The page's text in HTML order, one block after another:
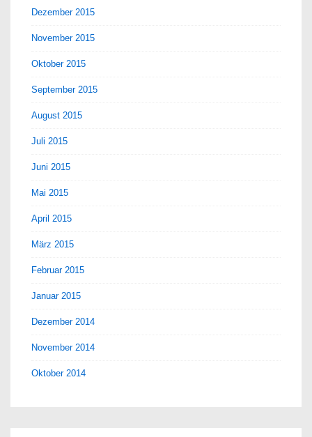
Dezember 2015
November 2015
Oktober 2015
September 2015
August 2015
Juli 2015
Juni 2015
Mai 2015
April 2015
März 2015
Februar 2015
Januar 2015
Dezember 2014
November 2014
Oktober 2014